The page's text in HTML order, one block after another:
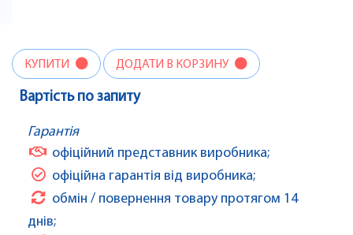
КУПИТИ ДОДАТИ В КОРЗИНУ
Вартість по запиту
Гарантія
офіційний представник виробника;
офіційна гарантія від виробника;
обмін / повернення товару протягом 14
днів;